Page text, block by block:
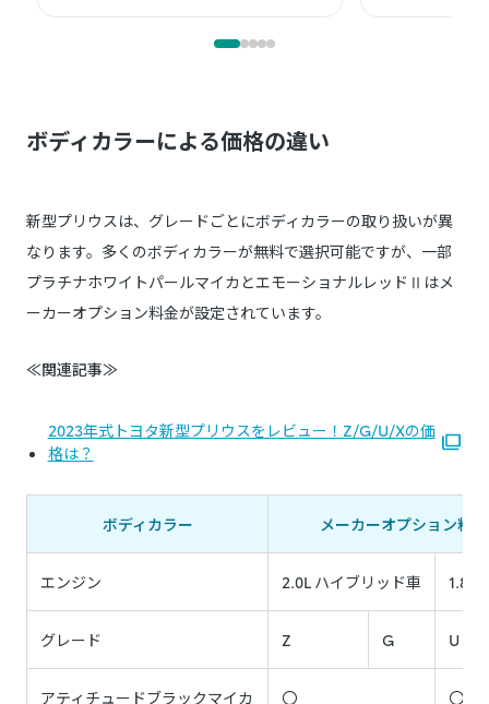
ボディカラーによる価格の違い
新型プリウスは、グレードごとにボディカラーの取り扱いが異
なります。多くのボディカラーが無料で選択可能ですが、一部
プラチナホワイトパールマイカとエモーショナルレッドⅡはメ
ーカーオプション料金が設定されています。
≪関連記事≫
2023年式トヨタ新型プリウスをレビュー！Z/G/U/Xの価
格は？
ボディカラー メーカーオプション料
エンジン 2.0L ハイブリッド車 1.8L
グレード Z G U
アティチュードブラックマイカ 〇 〇